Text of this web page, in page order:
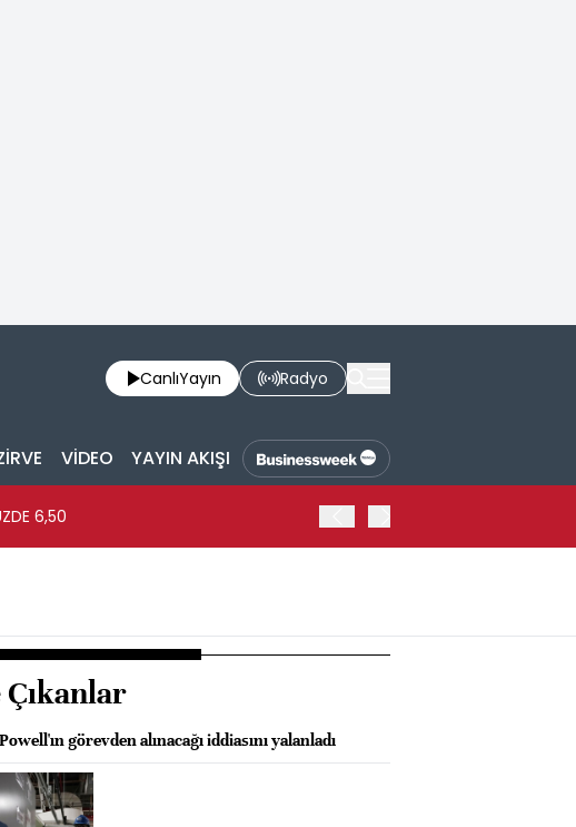
CanlıYayın Radyo
VİDEO YAYIN AKIŞI
6,50
Çıkanlar
görevden alınacağı iddiasını yalanladı